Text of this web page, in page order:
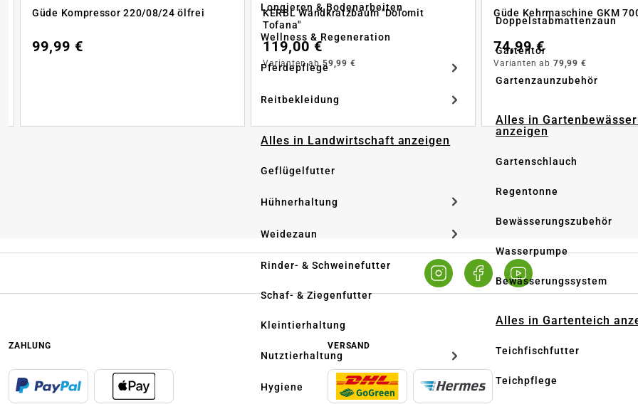
Longieren & Bodenarbeiten
Wellness & Regeneration
Pferdepflege
Reitbekleidung
Alles in Landwirtschaft anzeigen
Geflügelfutter
Hühnerhaltung
Weidezaun
Rinder- & Schweinefutter
Schaf- & Ziegenfutter
Kleintierhaltung
Nutztierhaltung
Hygiene
Doppelstabmattenzaun
Gartentor
Gartenzaunzubehör
Alles in
anzeigen
Gartenschlauch
Regentonne
Bewässerungszubehör
Wasserpumpe
Bewässerungssystem
Alles in Gartenteich
Teichfischfutter
Teichpflege
Güde Kompressor 220/08/24 ölfrei
99,99 €
KERBL Wandkratzbaum "Dolomit
Tofana"
119,00 €
Varianten ab59,99 €
Güde Kehrmaschine GKM
74,99 €
Varianten ab 79,99 €
ZAHLUNG VERSAND